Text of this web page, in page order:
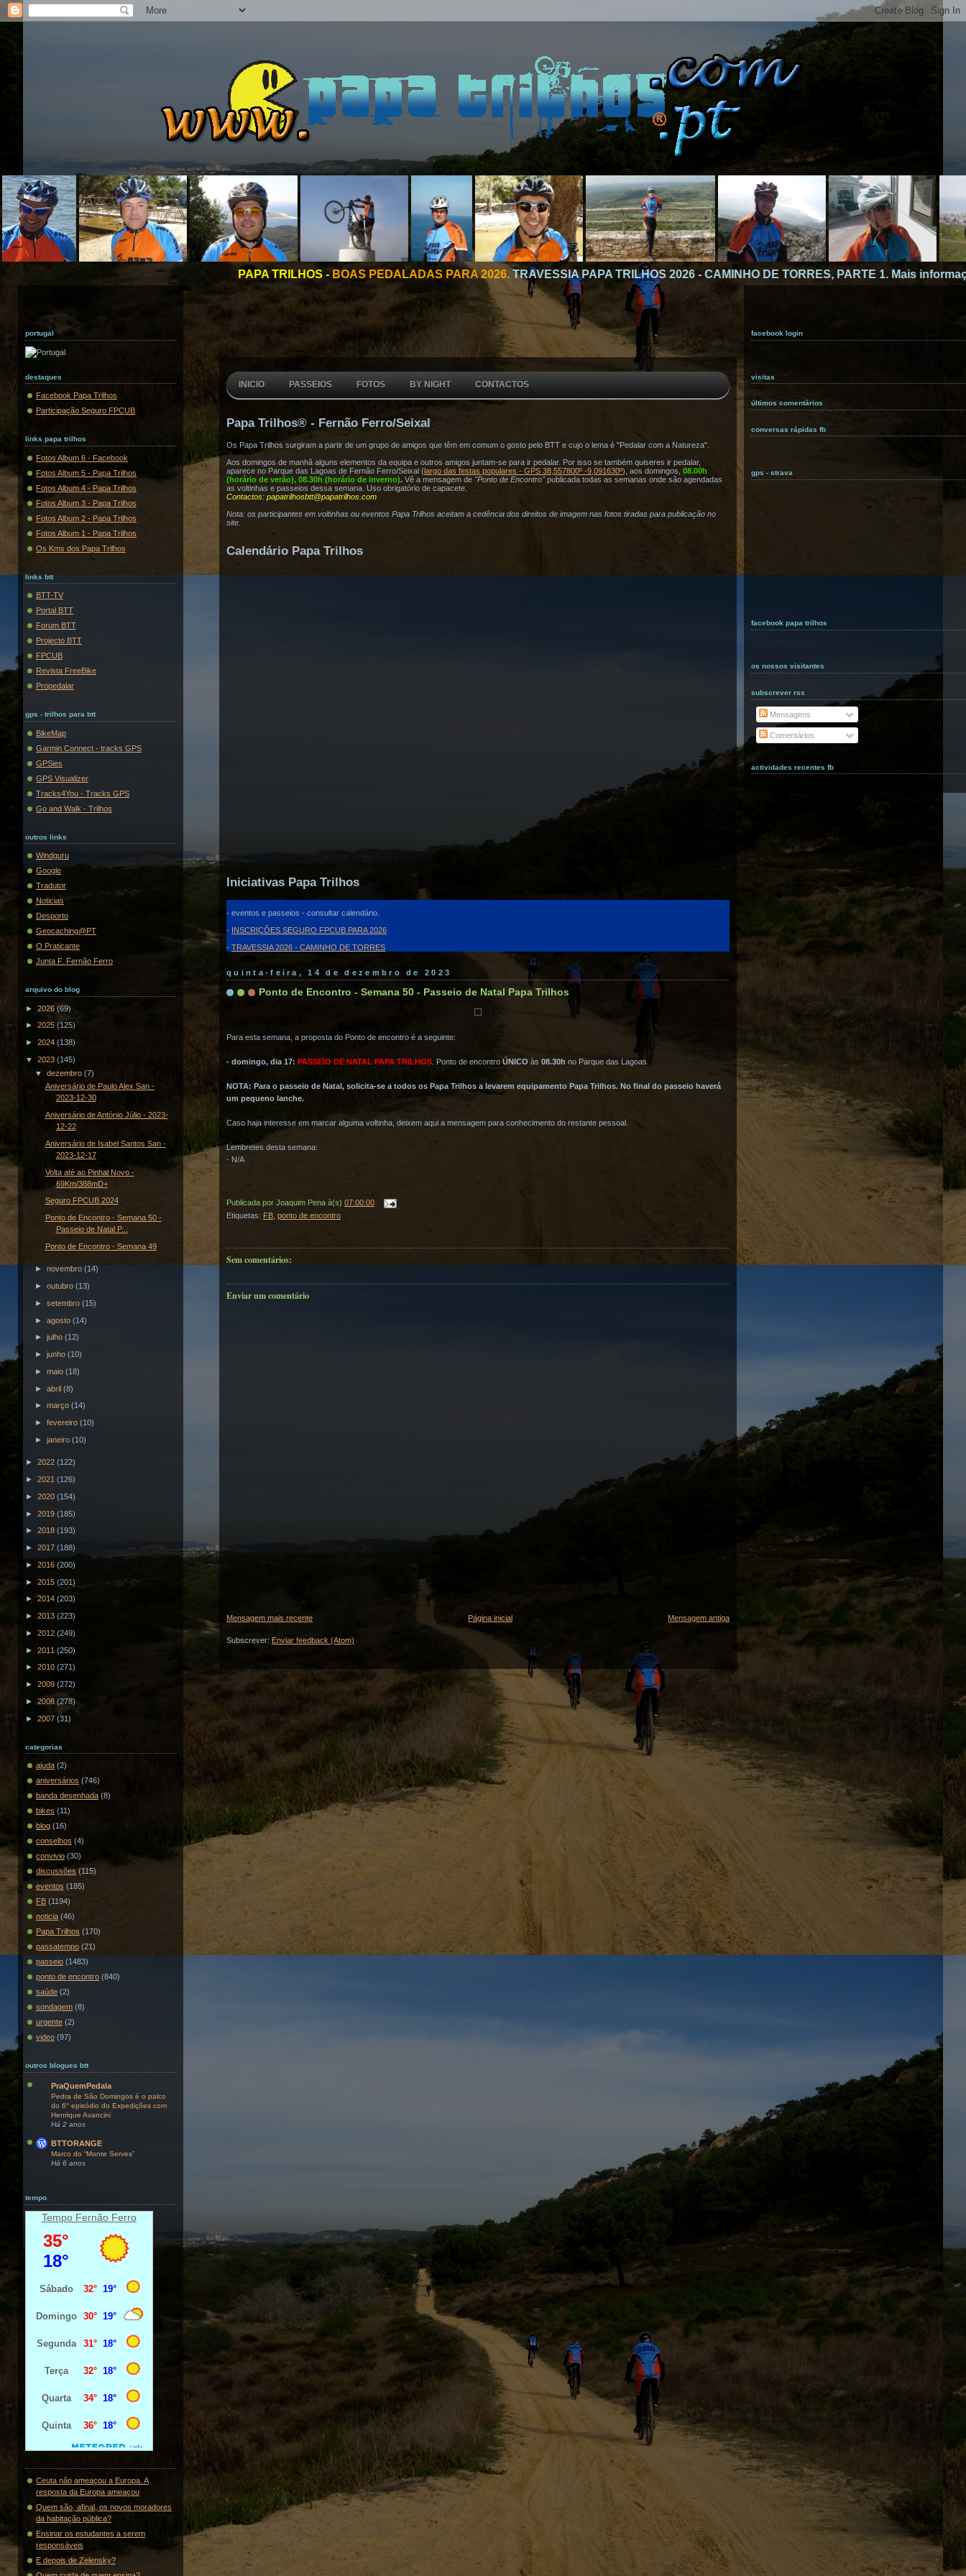
PAPA TRILHOS - BOAS PEDALADAS PARA 2026.TRAVESSIA PAPA TRILHOS 2026 - CAMINHO DE TORRES, PARTE 1. Mais informações, consultar
portugal
destaques
Facebook Papa Trilhos
Participação Seguro FPCUB
links papa trilhos
Fotos Album 6 - Facebook
Fotos Album 5 - Papa Trilhos
Fotos Album 4 - Papa Trilhos
Fotos Album 3 - Papa Trilhos
Fotos Album 2 - Papa Trilhos
Fotos Album 1 - Papa Trilhos
Os Kms dos Papa Trilhos
links btt
BTT-TV
Portal BTT
Forum BTT
Projecto BTT
FPCUB
Revista FreeBike
Propedalar
gps - trilhos para btt
BikeMap
Garmin Connect - tracks GPS
GPSies
GPS Visualizer
Tracks4You - Tracks GPS
Go and Walk - Trilhos
outros links
Windguru
Google
Tradutor
Noticias
Desporto
Geocaching@PT
O Praticante
Junta F. Fernão Ferro
arquivo do blog
► 2026 (69)
► 2025 (125)
► 2024 (138)
▼ 2023 (145)
▼dezembro(7)
Aniversário de Paulo Alex San -
2023-12-30
Aniversário de António Júlio - 2023-
12-22
Aniversário de Isabel Santos San -
2023-12-17
Volta até ao Pinhal Novo -
69Km/388mD+
Seguro FPCUB 2024
Ponto de Encontro - Semana 50 -
Passeio de Natal P...
Ponto de Encontro - Semana 49
►novembro(14)
►outubro(13)
►setembro(15)
►agosto(14)
►julho(12)
►junho(10)
►maio(18)
►abril(8)
►março(14)
►fevereiro(10)
►janeiro(10)
► 2022 (122)
► 2021 (126)
► 2020 (154)
► 2019 (185)
► 2018 (193)
► 2017 (188)
► 2016 (200)
► 2015 (201)
► 2014 (203)
► 2013 (223)
► 2012 (249)
► 2011 (250)
► 2010 (271)
► 2009 (272)
► 2008 (278)
► 2007 (31)
categorias
ajuda (2)
aniversários (746)
banda desenhada (8)
bikes (11)
blog (16)
conselhos (4)
convivio (30)
discussões (115)
eventos (185)
FB (1194)
noticia (46)
Papa Trilhos (170)
passatempo (21)
passeio (1483)
ponto de encontro (840)
saúde (2)
sondagem (8)
urgente (2)
video (97)
outros blogues btt
PraQuemPedala
Pedra de São Domingos é o palco
do 6° episódio do Expedições com
Henrique Avancini
Há 2 anos
BTTORANGE
Marco do “Monte Serves”
Há 6 anos
tempo
Tempo Fernão Ferro
Ceuta não ameaçou a Europa. A
resposta da Europa ameaçou
Quem são, afinal, os novos moradores
da habitação pública?
Ensinar os estudantes a serem
responsáveis
E depois de Zelensky?
INICIO PASSEIOS FOTOS BY NIGHT CONTACTOS
Papa Trilhos® - Fernão Ferro/Seixal
Os Papa Trilhos surgiram a partir de um grupo de amigos que têm em comum o gosto pelo BTT e cujo o lema é "Pedalar com a Natureza".
Aos domingos de manhã alguns elementos da equipa e outros amigos juntam-se para ir pedalar. Por isso se também quiseres ir pedalar,
aparece no Parque das Lagoas de Fernão Ferro/Seixal (largo das festas populares - GPS 38,557800º -9,091630º), aos domingos, 08.00h
(horário de verão), 08.30h (horário de inverno). Vê a mensagem de "Ponto de Encontro"publicada todas as semanas onde são agendadas
as voltinhas e passeios dessa semana. Uso obrigatório de capacete.
Contactos: papatrilhosbtt@papatrilhos.com
Nota: os participantes em voltinhas ou eventos Papa Trilhos aceitam a cedência dos direitos de imagem nas fotos tiradas para publicação no
site.
Calendário Papa Trilhos
Iniciativas Papa Trilhos
- eventos e passeios - consultar calendário.
- INSCRIÇÕES SEGURO FPCUB PARA 2026
- TRAVESSIA 2026 - CAMINHO DE TORRES
quinta-feira, 14 de dezembro de 2023
Ponto de Encontro - Semana 50 - Passeio de Natal Papa Trilhos
Para esta semana, a proposta do Ponto de encontro é a seguinte:
- domingo, dia 17: PASSEIO DE NATAL PAPA TRILHOS . Ponto de encontro ÚNICO às 08.30h no Parque das Lagoas
NOTA: Para o passeio de Natal, solicita-se a todos os Papa Trilhos a levarem equipamento Papa Trilhos. No final do passeio haverá
um pequeno lanche.
Caso haja interesse em marcar alguma voltinha, deixem aqui a mensagem para conhecimento do restante pessoal.
Lembretes desta semana:
- N/A
Publicada por Joaquim Pena à(s) 07:00:00
Etiquetas: FB ponto de encontro
Sem comentários:
Enviar um comentário
Mensagem mais recente Mensagem antiga
Página inicial
Subscrever: Enviar feedback (Atom)
facebook login
visitas
últimos comentários
conversas rápidas fb
gps - strava
facebook papa trilhos
os nossos visitantes
subscrever rss
Mensagens
Comentários
actividades recentes fb